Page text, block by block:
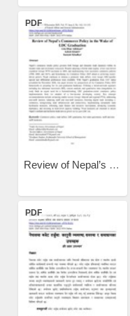
PDF
Review of Nepal’s Commerce...
PDF